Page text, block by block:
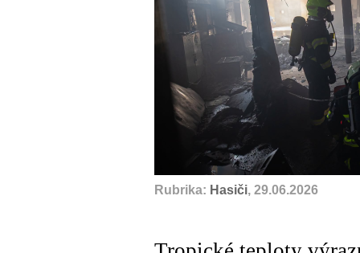
Rubrika: Hasiči, 29.06.2026